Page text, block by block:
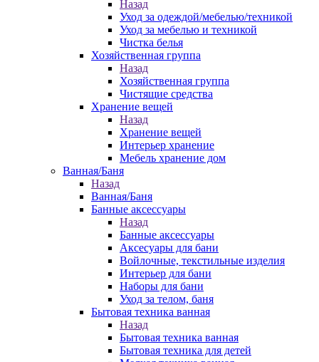
Назад
Уход за одеждой/мебелью/техникой
Уход за мебелью и техникой
Чистка белья
Хозяйственная группа
Назад
Хозяйственная группа
Чистящие средства
Хранение вещей
Назад
Хранение вещей
Интерьер хранение
Мебель хранение дом
Ванная/Баня
Назад
Ванная/Баня
Банные аксессуары
Назад
Банные аксессуары
Аксесуары для бани
Войлочные, текстильные изделия
Интерьер для бани
Наборы для бани
Уход за телом, баня
Бытовая техника ванная
Назад
Бытовая техника ванная
Бытовая техника для детей